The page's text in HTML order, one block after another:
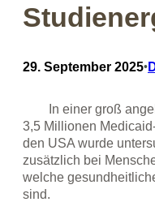
29. September 2025•
In einer groß
3,5 Millionen
den USA wurde
zusätzlich bei
welche
sind.